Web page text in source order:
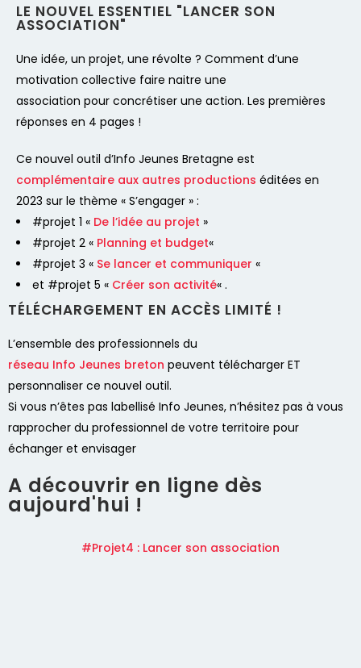
LE NOUVEL ESSENTIEL "LANCER SON
ASSOCIATION"
Une idée, un projet, une révolte ? Comment d’une
motivation collective faire naitre une
association pour concrétiser une action. Les premières
réponses en 4 pages !
Ce nouvel outil d’Info Jeunes Bretagne est
complémentaire aux autres productions éditées en
2023 sur le thème « S’engager » :
#projet 1 « De l’idée au projet »
#projet 2 « Planning et budget«
#projet 3 « Se lancer et communiquer «
et #projet 5 « Créer son activité« .
TÉLÉCHARGEMENT EN ACCÈS LIMITÉ !
L’ensemble des professionnels du
réseau Info Jeunes breton peuvent télécharger ET
personnaliser ce nouvel outil.
Si vous n’êtes pas labellisé Info Jeunes, n’hésitez pas à vous
rapprocher du professionnel de votre territoire pour
échanger et envisager
A découvrir en ligne dès
aujourd'hui !
#Projet4 : Lancer son association